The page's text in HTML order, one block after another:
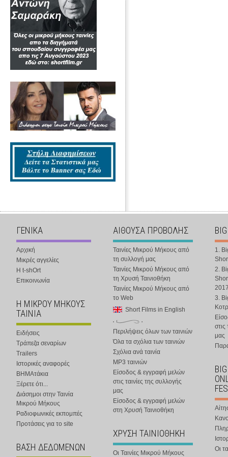
ΓΕΝΙΚΑ
Αρχική
Μικρές αγγελίες
Η t-shOrt
Επικοινωνία
Η ΜΙΚΡΟΥ ΜΗΚΟΥΣ
ΤΑΙΝΙΑ
Ειδήσεις
Τράπεζα σεναρίων
Trailers
Ιστορικές αναφορές
ΒΗΜΑτάκια
Ξέρετε ότι...
Διάσημοι στην Ταινία
Μικρού Μήκους
Ραδιοφωνικές εκπομπές
Προτάσεις για το site
ΒΑΣΗ ΔΕΔΟΜΕΝΩΝ
ΑΙΘΟΥΣΑ ΠΡΟΒΟΛΗΣ
Ταινίες Μικρού Μήκους από
τη συλλογή μας
Ταινίες Μικρού Μήκους από
τη Χρυσή Ταινιοθήκη
Ταινίες Μικρού Μήκους από
το Web
Short Films in English
Περιλήψεις όλων των ταινιών
Όλα τα σχόλια των ταινιών
Σχόλια ανά ταινία
MP3 ταινιών
Είσοδος & εγγραφή μελών
στις ταινίες της συλλογής
μας
Είσοδος & εγγραφή μελών
στη Χρυσή Ταινιοθήκη
ΧΡΥΣΗ ΤΑΙΝΙΟΘΗΚΗ
Οι Ταινίες Μικρού Μήκους
1.
2.
3.
στις
μας
Οι